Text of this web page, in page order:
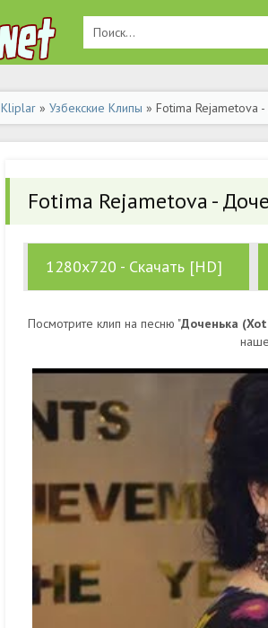
Kliplar» Узбекские Клипы » Fotima Rejametova
Fotima Rejametova -
1280x720 - Скачать [HD]
Посмотрите клип на песню "Доченька